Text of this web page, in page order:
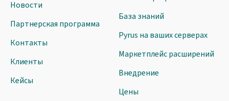
Новости
Партнерская программа
Контакты
Клиенты
Кейсы
База знаний
Pyrus на ваших серверах
Маркетплейс расширений
Внедрение
Цены